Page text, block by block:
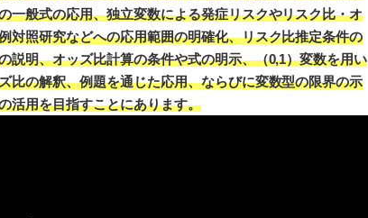
一般式の応用、独立変数による発症リスクやリスク比・オ
対照研究などへの応用範囲の明確化、リスク比推定条件の
説明、オッズ比計算の条件や式の明示、（0,1）変数を用い
比の解釈、例題を通じた応用、ならびに変数型の限界の示
活用を目指すことにあります。